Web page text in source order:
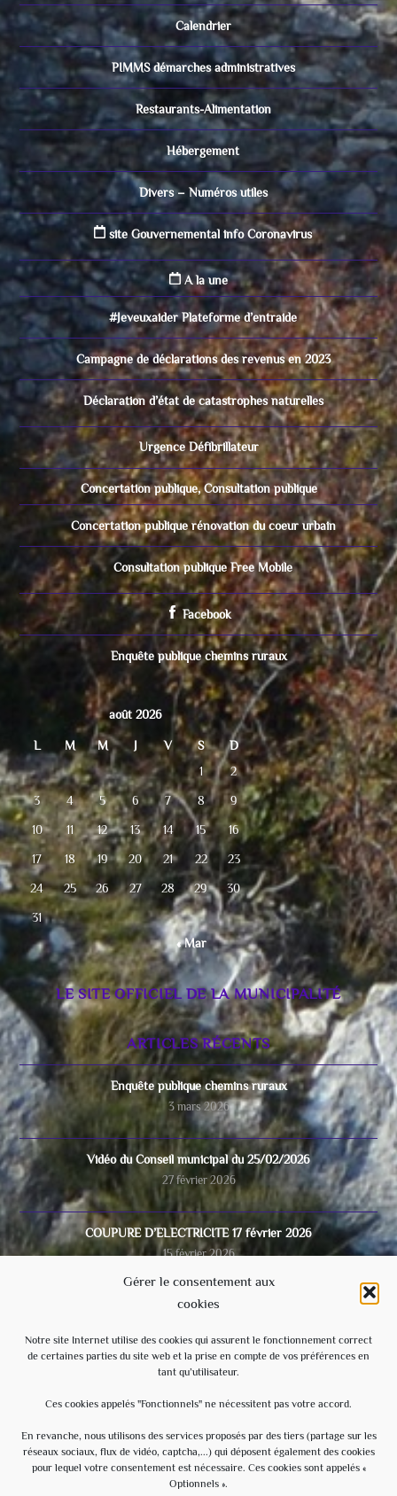
Gérer le consentement aux
cookies
Notre site Internet utilise des cookies qui assurent le fonctionnement correct
de certaines parties du site web et la prise en compte de vos préférences en
tant qu’utilisateur.
Ces cookies appelés "Fonctionnels" ne nécessitent pas votre accord.
En revanche, nous utilisons des services proposés par des tiers (partage sur les
réseaux sociaux, flux de vidéo, captcha,...) qui déposent également des cookies
pour lequel votre consentement est nécessaire. Ces cookies sont appelés «
Optionnels ».
Calendrier
PIMMS démarches administratives
Restaurants-Alimentation
Hébergement
Divers – Numéros utiles
site Gouvernemental info Coronavirus
A la une
#Jeveuxaider Plateforme d’entraide
Campagne de déclarations des revenus en 2023
Déclaration d’état de catastrophes naturelles
Urgence Défibrillateur
Concertation publique, Consultation publique
Concertation publique rénovation du coeur urbain
Consultation publique Free Mobile
Facebook
Enquête publique chemins ruraux
août 2026
L M M J V S
D
1
2
3 4 5 6 7 8 9
10 11 12 13 14 15 16
17 18 19 20 21 22 23
24 25 26 27 28 29 30
31
« Mar
LE SITE OFFICIEL DE LA MUNICIPALITÉ
ARTICLES RÉCENTS
Enquête publique chemins ruraux
3 mars 2026
Vidéo du Conseil municipal du 25/02/2026
27 février 2026
COUPURE D’ELECTRICITE 17 février 2026
15 février 2026
Video du conseil municipal du 28/11/2025
Ecole
3 septembre 2025
Évènements à venir